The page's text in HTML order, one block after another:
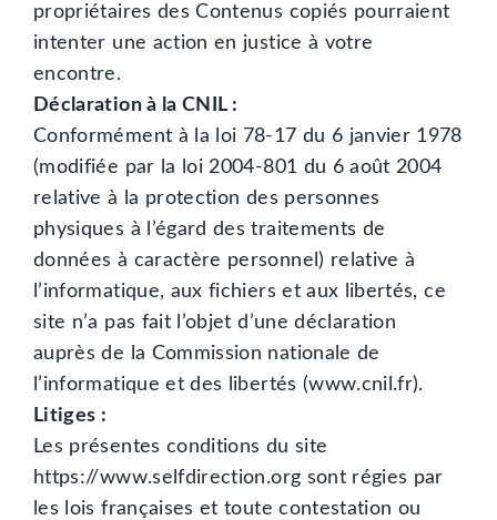
propriétaires des Contenus copiés pourraient
intenter une action en justice à votre
encontre.
Déclaration à la CNIL :
Conformément à la loi 78-17 du 6 janvier 1978
(modifiée par la loi 2004-801 du 6 août 2004
relative à la protection des personnes
physiques à l’égard des traitements de
données à caractère personnel) relative à
l’informatique, aux fichiers et aux libertés, ce
site n’a pas fait l’objet d’une déclaration
auprès de la Commission nationale de
l’informatique et des libertés (www.cnil.fr).
Litiges :
Les présentes conditions du site
https://www.selfdirection.org sont régies par
les lois françaises et toute contestation ou